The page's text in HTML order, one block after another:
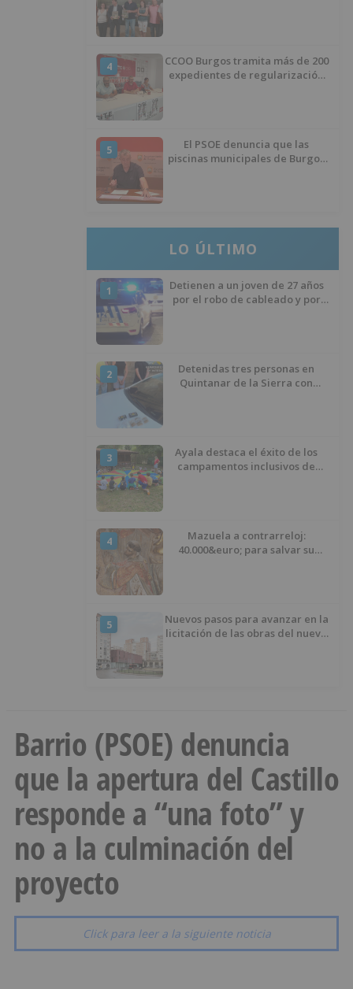
4
CCOO Burgos tramita más de 200
expedientes de regularización
5
El PSOE denuncia que las
piscinas municipales de Burgos
LO ÚLTIMO
1
Detienen a un joven de 27 años
por el robo de cableado y por
2
Detenidas tres personas en
Quintanar de la Sierra con
3
Ayala destaca el éxito de los
campamentos inclusivos de
4
Mazuela a contrarreloj:
40.000&euro; para salvar su
5
Nuevos pasos para avanzar en la
licitación de las obras del nuevo
Barrio (PSOE) denuncia
que la apertura del Castillo
responde a “una foto” y
no a la culminación del
proyecto
Click para leer a la siguiente noticia